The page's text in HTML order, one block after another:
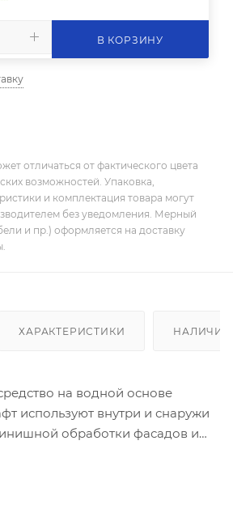
В КОРЗИНУ
отличаться от фактического цвета
возможностей. Упаковка,
и комплектация товара могут
без уведомления. Мерный
и пр.) оформляется на доставку
ХАРАКТЕРИСТИКИ НАЛИЧИЕ
на водной основе
используют внутри и снаружи
обработки фасадов и